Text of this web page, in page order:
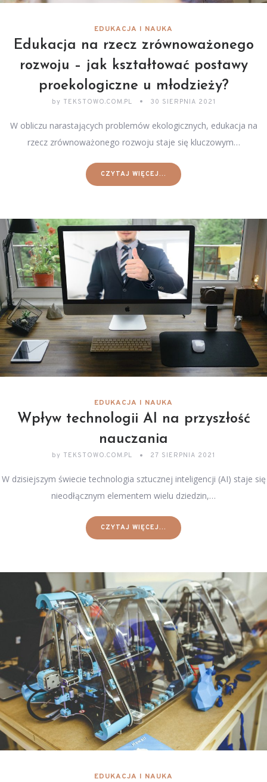
EDUKACJA I NAUKA
Edukacja na rzecz zrównoważonego
rozwoju – jak kształtować postawy
proekologiczne u młodzieży?
by TEKSTOWO.COM.PL 30 SIERPNIA 2021
W obliczu narastających problemów ekologicznych, edukacja na
rzecz zrównoważonego rozwoju staje się kluczowym…
CZYTAJ WIĘCEJ...
EDUKACJA I NAUKA
Wpływ technologii AI na przyszłość
nauczania
by TEKSTOWO.COM.PL 27 SIERPNIA 2021
W dzisiejszym świecie technologia sztucznej inteligencji (AI) staje się
nieodłącznym elementem wielu dziedzin,…
CZYTAJ WIĘCEJ...
EDUKACJA I NAUKA